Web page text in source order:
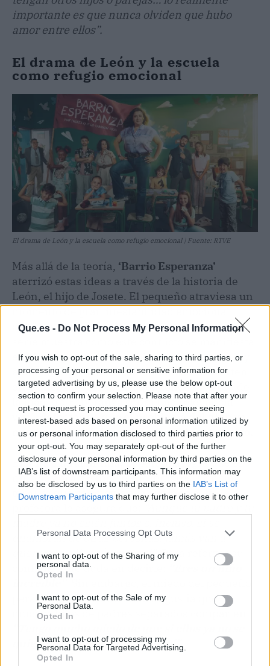
Que.es - Do Not Process My Personal Information
If you wish to opt-out of the sale, sharing to third parties, or
processing of your personal or sensitive information for
targeted advertising by us, please use the below opt-out
section to confirm your selection. Please note that after your
opt-out request is processed you may continue seeing
interest-based ads based on personal information utilized by
us or personal information disclosed to third parties prior to
your opt-out. You may separately opt-out of the further
disclosure of your personal information by third parties on the
IAB’s list of downstream participants. This information may
also be disclosed by us to third parties on the IAB’s List of
Downstream Participants that may further disclose it to other
Personal Data Processing Opt Outs
I want to opt-out of the Sharing of my
personal data.
Opted In
I want to opt-out of the Sale of my
Personal Data.
Opted In
I want to opt-out of processing my
Personal Data for Targeted Advertising.
Opted In
importante es que nunca olviden que hubo
amor entre ellos”.
El drama de León y la escuela
como refugio emocional
El drama de León y la escuela como refugio emocional | Fuente: RTVE
Más allá de la teoría, ‘Barrio Esperanza’
aterrizó estas ideas a través de la historia de
León, el hijo de Josete. El pequeño atraviesa un
debido a la ruptura de sus progenitores. La
en el colegio mediante episodios de enuresis y
ansiedad, que lamentablemente le convierten
en blanco de burlas. Es aquí donde la figura de
la maestra Esperanza cobra una relevancia
vital,detectando que el problema del niño va
mucho más allá de un simple accidente físico.
En una charla íntima, Esperanza logra que el
niño se abra y exprese sus temores. Con una
ternura que conmovió a la audiencia, la
enamoran de otras personas, jamás van a
querer a nadie más que a ti” . Para reforzar su
confianza, no duda en decirle:
“Eres un niño
increíble”
persiste, verbalizando una angustia que
muchos hijos de padres separados comparten:
quieren, ya no me quieran a mí”.